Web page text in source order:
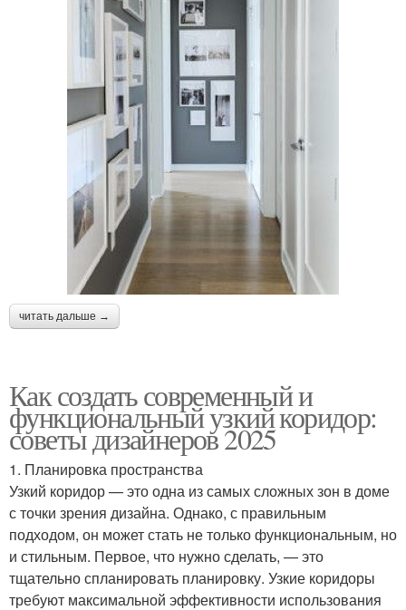
читать дальше →
Как создать современный и
функциональный узкий коридор:
советы дизайнеров 2025
1. Планировка пространства
Узкий коридор — это одна из самых сложных зон в доме
с точки зрения дизайна. Однако, с правильным
подходом, он может стать не только функциональным, но
и стильным. Первое, что нужно сделать, — это
тщательно спланировать планировку. Узкие коридоры
требуют максимальной эффективности использования